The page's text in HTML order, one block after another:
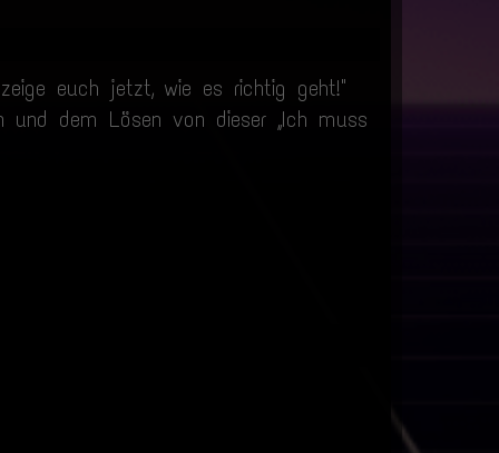
euch jetzt, wie es richtig geht!"
und dem Lösen von dieser „Ich muss